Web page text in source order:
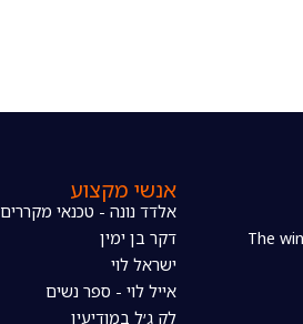
אנשי מקצוע
אלדד נונה - טכנאי מקררים
דקר בן ימין
ישראל לוי
אייל לוי - ספר נשים
לק ג׳ל במודיעין